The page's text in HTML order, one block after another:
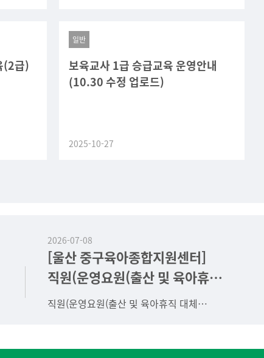
(2급)
일반
보육교사 1급 승급교육 운영안내
(10.30 수정 업로드)
2025-10-27
2026-07-08
[울산 중구육아종합지원센터]
직원(운영요원(출산 및 육아휴직
대체 계약직), 시간제 보육교사)
직원(운영요원(출산 및 육아휴직 대체
bo_table=noti